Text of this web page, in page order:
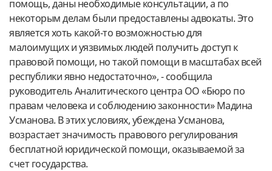
помощь, даны необходимые консультации, а по
некоторым делам были предоставлены адвокаты. Это
является хоть какой-то возможностью для
малоимущих и уязвимых людей получить доступ к
правовой помощи, но такой помощи в масштабах всей
республики явно недостаточно», - сообщила
руководитель Аналитического центра ОО «Бюро по
правам человека и соблюдению законности» Мадина
Усманова. В этих условиях, убеждена Усманова,
возрастает значимость правового регулирования
бесплатной юридической помощи, оказываемой за
счет государства.